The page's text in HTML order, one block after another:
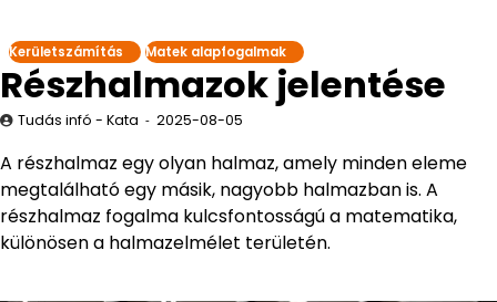
Kerületszámítás Matek alapfogalmak
Részhalmazok jelentése
Tudás infó - Kata 2025-08-05
A részhalmaz egy olyan halmaz, amely minden eleme
megtalálható egy másik, nagyobb halmazban is. A
részhalmaz fogalma kulcsfontosságú a matematika,
különösen a halmazelmélet területén.